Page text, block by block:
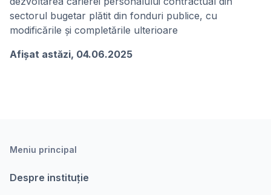
sectorul bugetar plătit din fonduri publice, cu
modificările și completările ulterioare
Afișat astăzi, 04.06.2025
Meniu principal
Despre instituție